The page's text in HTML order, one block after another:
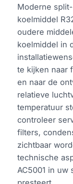
Moderne
koelmiddel
oudere
koelmiddel in
te kijken naar
en naar de
relatieve
temperatuur
controleer
filters,
zichtbaar
technische
AC5001 in uw